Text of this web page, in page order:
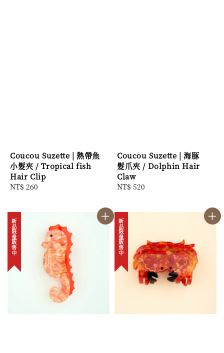
Coucou Suzette | 熱帶魚
小髮夾 / Tropical fish
Hair Clip
Regular
NT$ 260
Coucou Suzette | 海豚
髮爪夾 / Dolphin Hair
Claw
Regular
NT$ 520
新品限量販售中 新品限量販售中